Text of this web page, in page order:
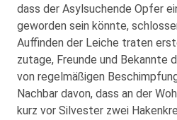
dass der Asylsuchende Opfer
geworden sein könnte,
Auffinden der Leiche traten
zutage, Freunde und Bekannte
von regelmäßigen
Nachbar davon, dass an der
kurz vor Silvester zwei